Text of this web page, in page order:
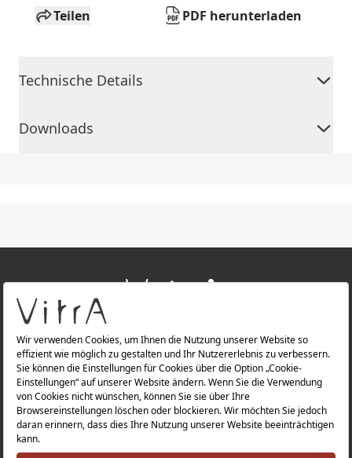
Teilen PDF herunterladen
Technische Details
Downloads
ÜBER UNS
PRODUKTE